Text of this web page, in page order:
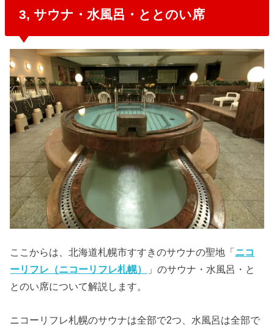
3, サウナ・水風呂・ととのい席
ここからは、北海道札幌市すすきのサウナの聖地「 ニコ
ーリフレ（ニコーリフレ札幌）
」のサウナ・水風呂・と
とのい席について解説します。
ニコーリフレ札幌のサウナは全部で2つ、水風呂は全部で